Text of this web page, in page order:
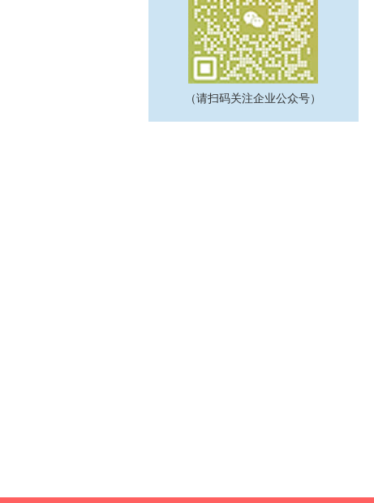
（请扫码关注企业公众号）